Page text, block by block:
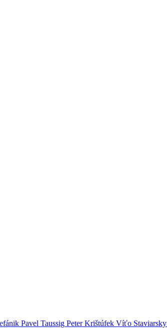
Pavel Taussig Peter Krištúfek Víťo Staviarsky